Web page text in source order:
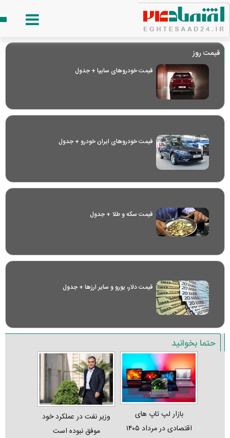
قیمت روز
قیمت خودرو‌های سایپا + جدول
قیمت خودرو‌های ایران خودرو + جدول
قیمت سکه و طلا + جدول
قیمت دلار، یورو و سایر ارز‌ها + جدول
حتما بخوانید
بازار لپ‌ تاپ‌ های
اقتصادی در مرداد ۱۴۰۵
وزیر نفت در عملکرد خود
موفق نبوده است